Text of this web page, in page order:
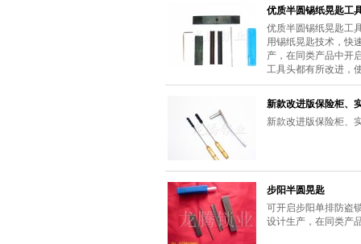
优质半圆锡纸晃匙工
优质半圆锡纸晃匙工
用锡纸晃匙技术，快
产，在同类产品中开
工具头都有所改进，
新款改进版保险柜、
新款改进版保险柜、
步阳半圆晃匙
可开启步阳单排防盗
设计生产，在同类产